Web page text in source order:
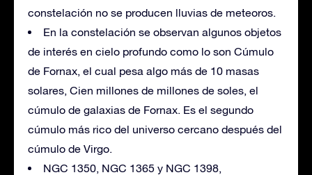
constelación no se producen lluvias de meteoros.
En la constelación se observan algunos objetos
de interés en cielo profundo como lo son Cúmulo
de Fornax, el cual pesa algo más de 10 masas
solares, Cien millones de millones de soles, el
cúmulo de galaxias de Fornax. Es el segundo
cúmulo más rico del universo cercano después del
cúmulo de Virgo.
NGC 1350, NGC 1365 y NGC 1398,